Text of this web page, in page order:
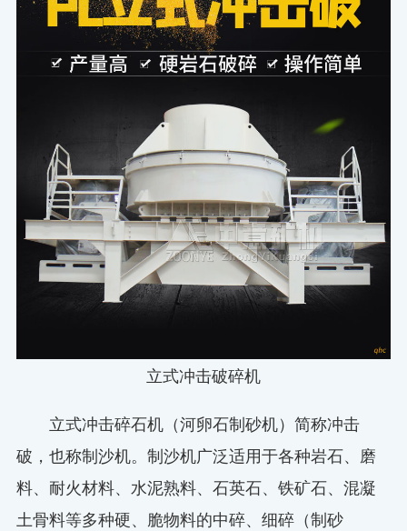
立式冲击破碎机
立式冲击碎石机（河卵石制砂机）简称冲击
破，也称制沙机。制沙机广泛适用于各种岩石、磨
料、耐火材料、水泥熟料、石英石、铁矿石、混凝
土骨料等多种硬、脆物料的中碎、细碎（制砂